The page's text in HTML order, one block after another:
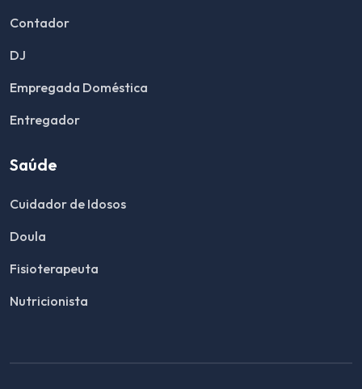
Contador
DJ
Empregada Doméstica
Entregador
Saúde
Cuidador de Idosos
Doula
Fisioterapeuta
Nutricionista